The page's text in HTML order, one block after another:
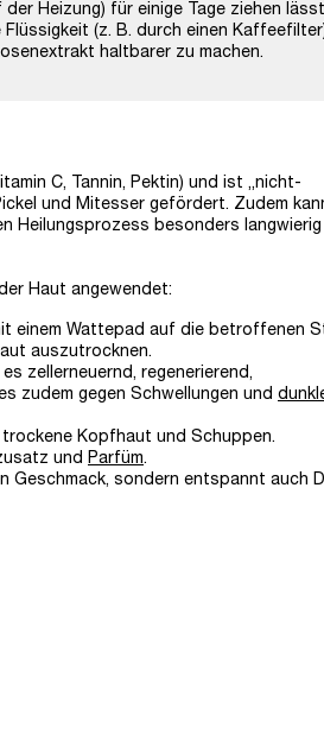
Heizung) für einige Tage ziehen
(z. B. durch einen
haltbarer zu machen.
C, Tannin, Pektin) und ist „nicht-
und Mitesser gefördert. Zudem
Heilungsprozess besonders
Haut angewendet:
einem Wattepad auf die betroffenen
auszutrocknen.
zellerneuernd, regenerierend,
zudem gegen Schwellungen und
Kopfhaut und Schuppen.
und Parfüm.
Geschmack, sondern entspannt auch